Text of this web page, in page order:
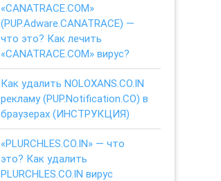
«CANATRACE.COM»
(PUP.Adware.CANATRACE) —
что это? Как лечить
«CANATRACE.COM» вирус?
Как удалить NOLOXANS.CO.IN
рекламу (PUP.Notification.CO) в
браузерах (ИНСТРУКЦИЯ)
«PLURCHLES.CO.IN» — что
это? Как удалить
PLURCHLES.CO.IN вирус